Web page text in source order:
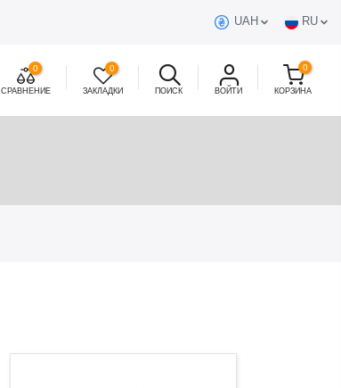
UAH RU
0
СРАВНЕНИЕ
0
ЗАКЛАДКИ ПОИСК ВОЙТИ
0
КОРЗИНА